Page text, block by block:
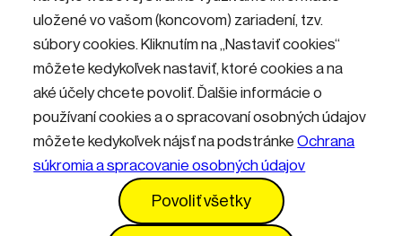
uložené vo vašom (koncovom) zariadení, tzv.
súbory cookies. Kliknutím na „Nastaviť cookies“
môžete kedykoľvek nastaviť, ktoré cookies a na
aké účely chcete povoliť. Ďalšie informácie o
používaní cookies a o spracovaní osobných údajov
môžete kedykoľvek nájsť na podstránkeOchrana
súkromia a spracovanie osobných údajov
Povoliť všetky
Fotoateliéru v KKC Hviezda! Nájdeš tu profesionálnu
techniku od fotografických a filmových objektívov,
fotoaparátov a filmových kamier, zábleskových
a stálych LED svetiel so softboxami, až
po stabilizátor, car-mount, žeriav, 200 metrovú
diaľkovo ovládanú lanovku alebo 6-osé robotické
rameno.
Kontakty Informácie pre návštevníkov
Prevádzkový poriadok